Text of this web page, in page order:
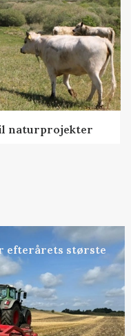
naturprojekter
efterårets største